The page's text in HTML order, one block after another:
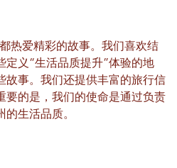
热爱精彩的故事。我们喜欢结
定义“生活品质提升”体验的地
故事。我们还提供丰富的旅行信
要的是，我们的使命是通过负责
生活品质。